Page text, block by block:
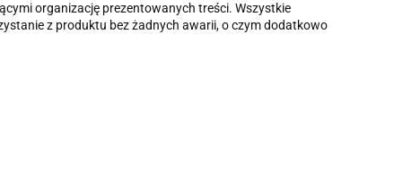
organizację prezentowanych treści. Wszystkie
z produktu bez żadnych awarii, o czym dodatkowo